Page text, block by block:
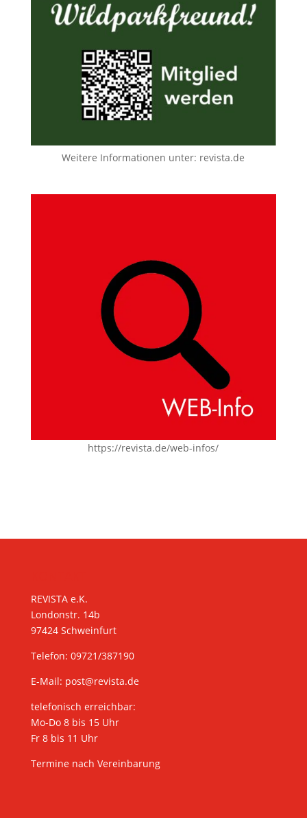
Weitere Informationen unter: revista.de
https://revista.de/web-infos/
REVISTA e.K.
Londonstr. 14b
97424 Schweinfurt
Telefon: 09721/387190
E-Mail: post@revista.de
telefonisch erreichbar:
Mo-Do 8 bis 15 Uhr
Fr 8 bis 11 Uhr
Termine nach Vereinbarung